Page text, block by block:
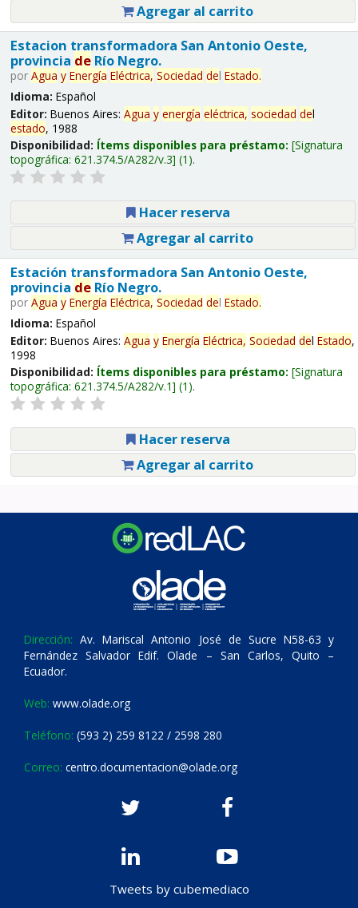
Agregar al carrito
Estacion transformadora San Antonio Oeste,
provincia deRío Negro.
por Agua y Energía Eléctrica, Sociedad del Estado.
Idioma: Español
Editor: Buenos Aires: Agua y energía eléctrica, sociedad del
estado, 1988
Disponibilidad: Ítems disponibles para préstamo: Signatura
topográfica: 621.374.5/A282/v.3 (1).
Hacer reserva
Agregar al carrito
Estación transformadora San Antonio Oeste,
provincia deRío Negro.
por Agua y Energía Eléctrica, Sociedad del Estado.
Idioma: Español
Editor: Buenos Aires: Agua y Energía Eléctrica, Sociedad del Estado,
1998
Disponibilidad: Ítems disponibles para préstamo: Signatura
topográfica: 621.374.5/A282/v.1 (1).
Hacer reserva
Agregar al carrito
Dirección: Av. Mariscal Antonio José de Sucre N58-63 y
Fernández Salvador Edif. Olade – San Carlos, Quito –
Ecuador.
Web: www.olade.org
Teléfono: (593 2) 259 8122 / 2598 280
Correo: centro.documentacion@olade.org
Tweets by cubemediaco